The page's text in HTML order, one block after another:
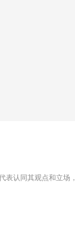
表认同其观点和立